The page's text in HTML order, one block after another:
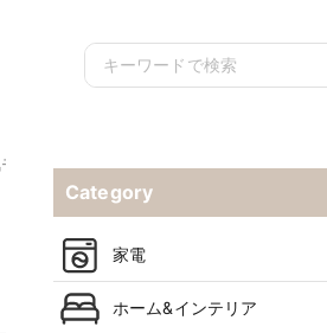
デルを紹介
Category
家電
ホーム&インテリア